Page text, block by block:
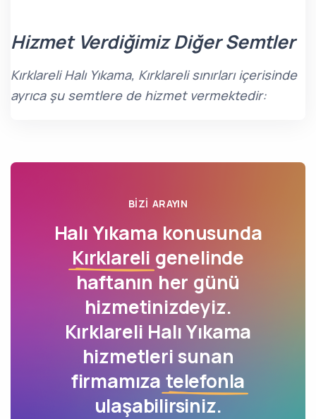
Hizmet Verdiğimiz Diğer Semtler
Kırklareli Halı Yıkama, Kırklareli sınırları içerisinde
ayrıca şu semtlere de hizmet vermektedir:
BIZI ARAYIN
Halı Yıkama konusunda
Kırklareli genelinde
haftanın her günü
hizmetinizdeyiz.
Kırklareli Halı Yıkama
hizmetleri sunan
firmamıza telefonla
ulaşabilirsiniz.